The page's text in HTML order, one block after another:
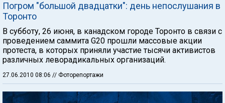
Погром "большой двадцатки": день непослушания в
Торонто
В субботу, 26 июня, в канадском городе Торонто в связи с
проведением саммита G20 прошли массовые акции
протеста, в которых приняли участие тысячи активистов
различных леворадикальных организаций.
27.06.2010 08:06 // Фоторепортажи